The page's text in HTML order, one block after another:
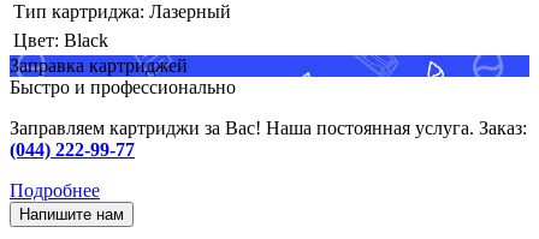
Тип картриджа: Лазерный
Цвет: Black
Заправка картриджей
Быстро и профессионально
Заправляем картриджи за Вас! Наша постоянная услуга. Заказ:
(044) 222-99-77
Подробнее
Напишите нам